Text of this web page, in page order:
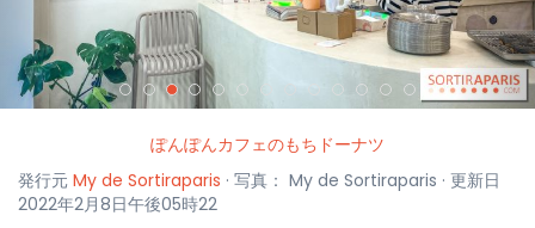
ぽんぽんカフェのもちドーナツ
発行元 My de Sortiraparis · 写真： My de Sortiraparis · 更新日
2022年2月8日午後05時22